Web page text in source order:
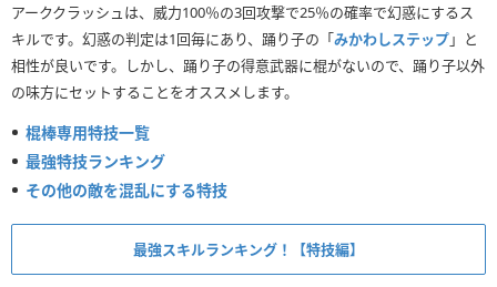
アーククラッシュは、威力100％の3回攻撃で25％の確率で幻惑にするス
キルです。幻惑の判定は1回毎にあり、踊り子の「みかわしステップ」と
相性が良いです。しかし、踊り子の得意武器に棍がないので、踊り子以外
の味方にセットすることをオススメします。
棍棒専用特技一覧
最強特技ランキング
その他の敵を混乱にする特技
最強スキルランキング！【特技編】